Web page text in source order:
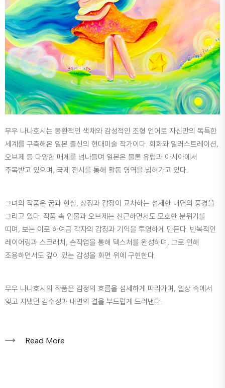
무우 나나호시는 몽환적인 색채와 감성적인 조형 언어로 자신만의 독특한
세계를 구축해온 일본 출신의 현대미술 작가이다. 회화와 일러스트레이션,
오브제 등 다양한 매체를 넘나들며 일본은 물론 유럽과 아시아에서
주목받고 있으며, 국제 전시를 통해 활동 영역을 넓혀가고 있다.
그녀의 작품은 꿈과 현실, 상징과 감정이 교차하는 섬세한 내면의 풍경을
그리고 있다. 작품 속 인물과 오브제는 친근하면서도 모호한 분위기를
띠며, 보는 이로 하여금 각자의 감정과 기억을 투영하게 만든다. 반복적인
레이어링과 스크래치, 손작업을 통해 텍스처를 완성하며, 그로 인해
조용하면서도 깊이 있는 감성을 화면 위에 구현한다.
무우 나나호시의 작품은 감정의 흐름을 섬세하게 따라가며, 일상 속에서
잊고 지냈던 감수성과 내면의 결을 부드럽게 드러낸다.
Read More